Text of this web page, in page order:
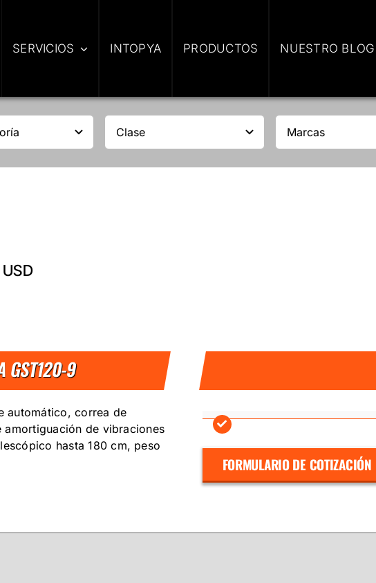
SERVICIOS INTOPYA PRODUCTOS NUESTRO BLOG
GST120-9
automático, correa de
de vibraciones
hasta 180 cm, peso
FORMULARIO DE COTIZACIÓN